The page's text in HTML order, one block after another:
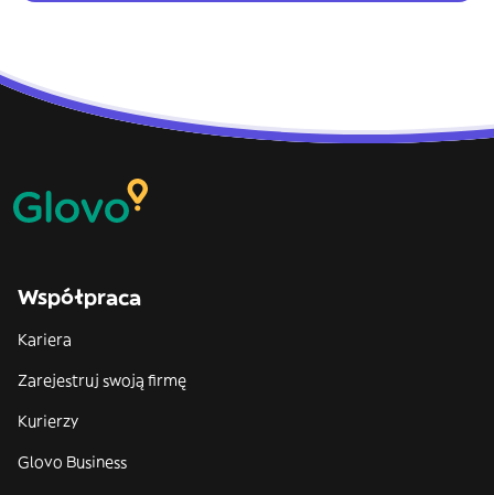
Współpraca
Kariera
Zarejestruj swoją firmę
Kurierzy
Glovo Business